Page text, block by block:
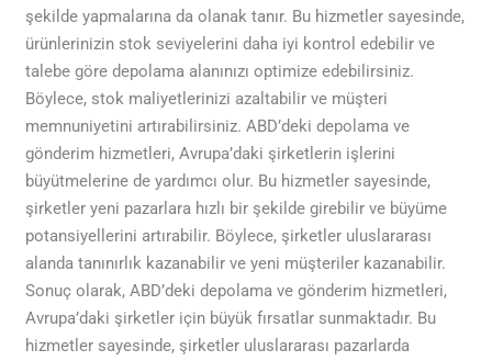
şekilde yapmalarına da olanak tanır. Bu hizmetler sayesinde,
ürünlerinizin stok seviyelerini daha iyi kontrol edebilir ve
talebe göre depolama alanınızı optimize edebilirsiniz.
Böylece, stok maliyetlerinizi azaltabilir ve müşteri
memnuniyetini artırabilirsiniz. ABD’deki depolama ve
gönderim hizmetleri, Avrupa’daki şirketlerin işlerini
büyütmelerine de yardımcı olur. Bu hizmetler sayesinde,
şirketler yeni pazarlara hızlı bir şekilde girebilir ve büyüme
potansiyellerini artırabilir. Böylece, şirketler uluslararası
alanda tanınırlık kazanabilir ve yeni müşteriler kazanabilir.
Sonuç olarak, ABD’deki depolama ve gönderim hizmetleri,
Avrupa’daki şirketler için büyük fırsatlar sunmaktadır. Bu
hizmetler sayesinde, şirketler uluslararası pazarlarda